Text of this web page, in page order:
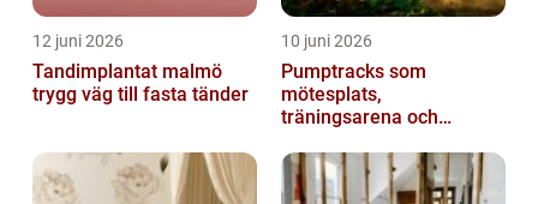
12 juni 2026
Tandimplantat malmö
trygg väg till fasta tänder
10 juni 2026
Pumptracks som
mötesplats,
träningsarena och